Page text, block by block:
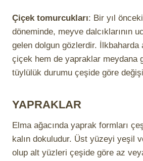
Çiçek tomurcukları: Bir yıl
döneminde, meyve dalcıklarının
gelen dolgun gözlerdir. İlkbaharda
çiçek hem de yapraklar meydana
tüylülük durumu çeşide göre
YAPRAKLAR
Elma ağacında yaprak formları
kalın dokuludur. Üst yüzeyi yeşil
olup alt yüzleri çeşide göre az